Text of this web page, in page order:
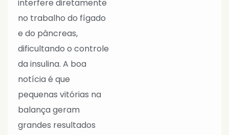
interfere diretamente
no trabalho do fígado
e do pâncreas,
dificultando o controle
da insulina. A boa
notícia é que
pequenas vitórias na
balança geram
grandes resultados